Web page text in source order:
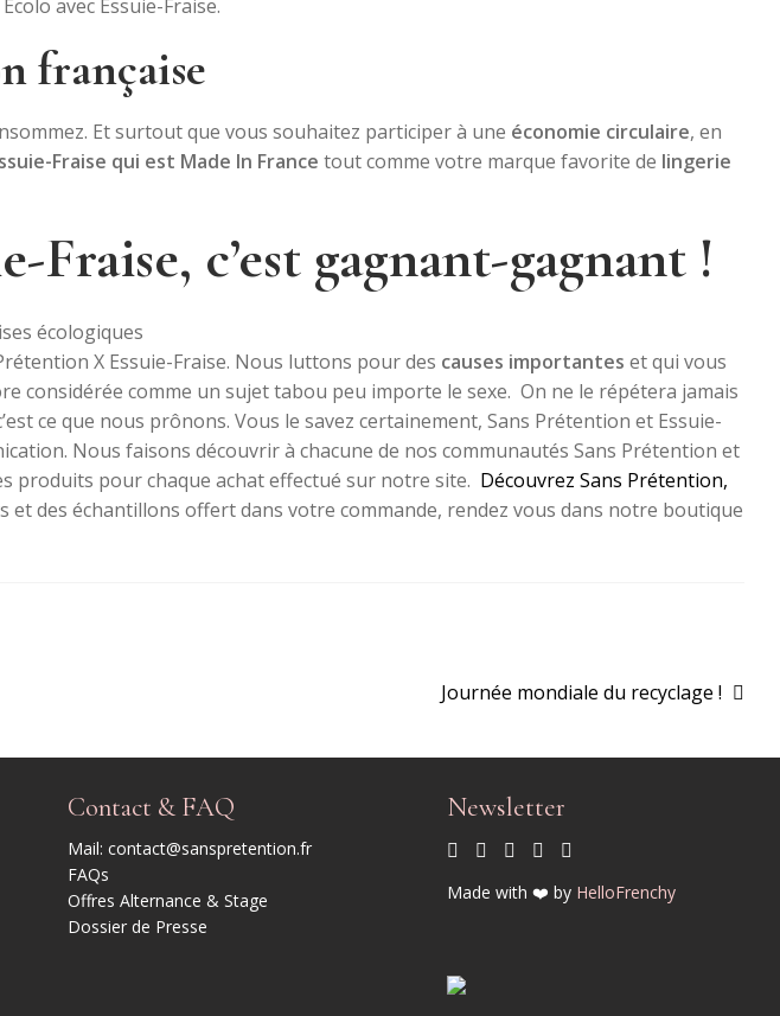
avec Essuie-Fraise.
française
Et surtout que vous souhaitez participer à une économie circulaire, en
Fraise qui est Made In France tout comme votre marque favorite de lingerie
Fraise, c’est gagnant-gagnant !
X Essuie-Fraise. Nous luttons pour des causes importantes et qui vous
considérée comme un sujet tabou peu importe le sexe. On ne le répétera jamais
ce que nous prônons. Vous le savez certainement, Sans Prétention et Essuie-
Nous faisons découvrir à chacune de nos communautés Sans Prétention et
produits pour chaque achat effectué sur notre site. Découvrez Sans Prétention,
des échantillons offert dans votre commande, rendez vous dans notre boutique
Article
Journée mondiale du recyclage !
Contact & FAQ
Mail: contact@sanspretention.fr
FAQs
Offres Alternance & Stage
Dossier de Presse
Newsletter
Made with ❤️ by HelloFrenchy